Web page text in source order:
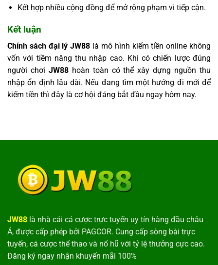
Kết hợp nhiều cộng đồng để mở rộng phạm vi tiếp cận.
Kết luận
Chính sách đại lý JW88 là mô hình kiếm tiền online không
vốn với tiềm năng thu nhập cao. Khi có chiến lược đúng
người chơi JW88hoàn toàn có thể xây dựng nguồn thu
nhập ổn định lâu dài. Nếu đang tìm một hướng đi mới để
kiếm tiền thì đây là cơ hội đáng bắt đầu ngay hôm nay.
JW88 là nhà cái cá cược trực tuyến uy tín hàng đầu châu
Á, được cấp phép bởi PAGCOR. Cung cấp sòng bài trực
tuyến, cá cược thể thao và nổ hũ với tỷ lệ thưởng cực cao.
Đăng ký ngay nhận khuyến mãi 100%